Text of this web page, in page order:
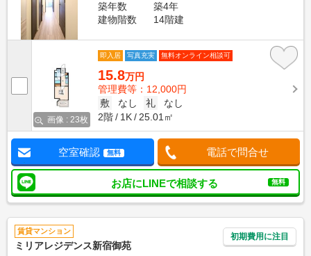
築年数
築4年
建物階数
14階建
画像 : 23枚
即入居 写真充実 無料オンライン相談可
15.8万円
管理費等：12,000円
敷
なし 礼
なし
2階
1K 25.01㎡
空室確認 無料 電話で問合せ
お店にLINEで相談する 無料
賃貸マンション
ミリアレジデンス新宿御苑
初期費用に注目